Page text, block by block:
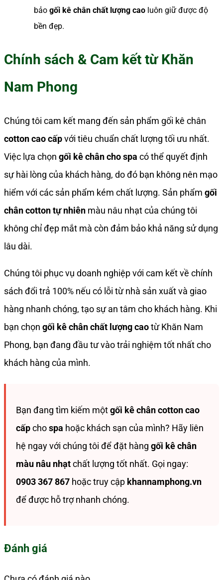
bảo gối kê chân chất lượng cao luôn giữ được độ
bền đẹp.
Chính sách & Cam kết từ Khăn
Nam Phong
Chúng tôi cam kết mang đến sản phẩm gối kê chân
cotton cao cấpvới tiêu chuẩn chất lượng tối ưu nhất.
Việc lựa chọn gối kê chân cho spa có thể quyết định
sự hài lòng của khách hàng, do đó bạn không nên mạo
hiểm với các sản phẩm kém chất lượng. Sản phẩm gối
chân cotton tự nhiên màu nâu nhạt của chúng tôi
không chỉ đẹp mắt mà còn đảm bảo khả năng sử dụng
lâu dài.
Chúng tôi phục vụ doanh nghiệp với cam kết về chính
sách đổi trả 100% nếu có lỗi từ nhà sản xuất và giao
hàng nhanh chóng, tạo sự an tâm cho khách hàng. Khi
bạn chọn gối kê chân chất lượng caotừ Khăn Nam
Phong, bạn đang đầu tư vào trải nghiệm tốt nhất cho
khách hàng của mình.
Bạn đang tìm kiếm mộtgối kê chân cotton cao
cấpchospa hoặc khách sạn của mình? Hãy liên
hệ ngay với chúng tôi để đặt hàng gối kê chân
màu nâu nhạtchất lượng tốt nhất. Gọi ngay:
0903 367 867 hoặc truy cập khannamphong.vn
để được hỗ trợ nhanh chóng.
Đánh giá